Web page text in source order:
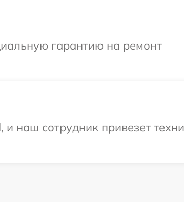
гарантию на ремонт
наш сотрудник привезет